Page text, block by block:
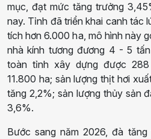
mục, đạt mức tăng trưởng
nay. Tỉnh đã triển khai canh tác
tích hơn 6.000 ha, mô hình này
nhà kính tương đương 4 - 5
toàn tỉnh xây dựng được
11.800 ha; sản lượng thịt hơi
tăng 2,2%; sản lượng thủy sản
3,6%.
Bước sang năm 2026, đà